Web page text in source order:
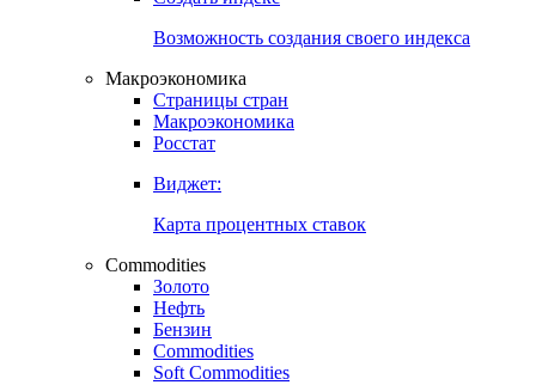
Возможность создания своего индекса
Макроэкономика
Страницы стран
Макроэкономика
Росстат
Виджет:
Карта процентных ставок
Commodities
Золото
Нефть
Бензин
Commodities
Soft Commodities